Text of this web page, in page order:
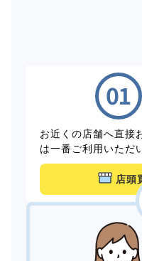
お近くの店舗へ直接
は一番ご利用いただ
店頭